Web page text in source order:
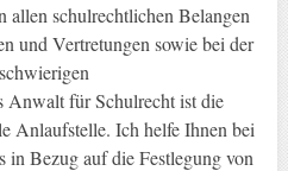
allen schulrechtlichen Belangen
und Vertretungen sowie bei der
Anwalt für Schulrecht ist die
Anlaufstelle. Ich helfe Ihnen bei
in Bezug auf die Festlegung von